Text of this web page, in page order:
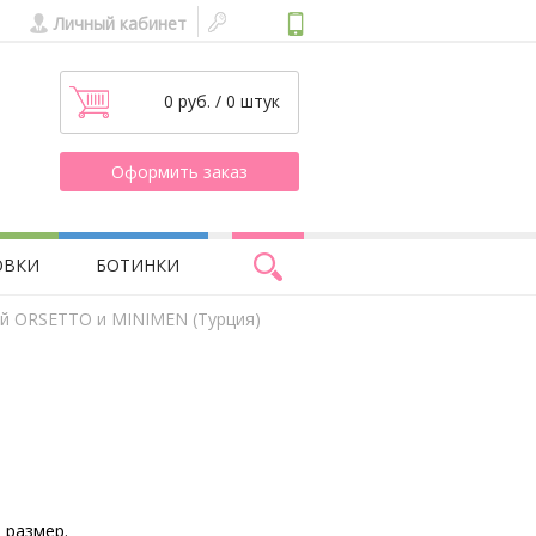
Личный кабинет
0 руб. / 0 штук
Оформить заказ
БОТИНКИ
ORSETTO и MINIMEN (Турция)